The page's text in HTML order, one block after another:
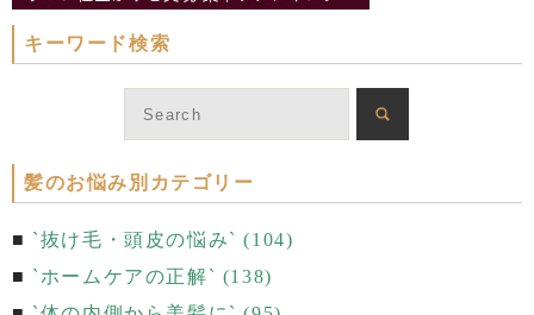
キーワード検索
髪のお悩み別カテゴリー
`抜け毛・頭皮の悩み` (104)
`ホームケアの正解` (138)